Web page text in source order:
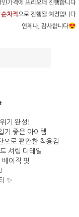
기 완성!
기 좋은 아이템
으로 편안한 착용감
셔링 디테일
이직 핏
✨